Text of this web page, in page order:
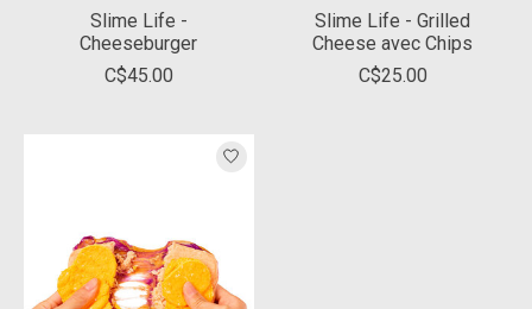
Slime Life -
Cheeseburger
C$45.00
Slime Life - Grilled
Cheese avec Chips
C$25.00